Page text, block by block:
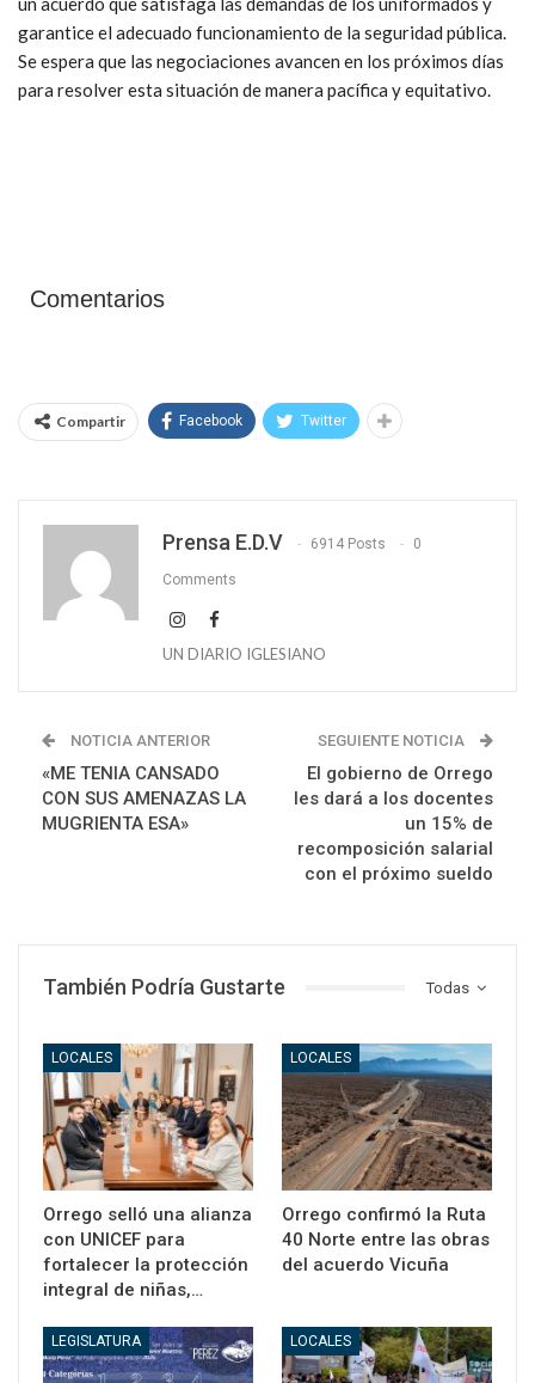
garantice el adecuado funcionamiento de la seguridad pública.
Se espera que las negociaciones avancen en los próximos días
para resolver esta situación de manera pacífica y equitativo.
Comentarios
Compartir Facebook Twitter
Prensa E.D.V 6914 Posts 0
Comments
UN DIARIO IGLESIANO
NOTICIA ANTERIOR
«ME TENIA CANSADO
CON SUS AMENAZAS LA
MUGRIENTA ESA»
SEGUIENTE NOTICIA
El gobierno de Orrego
les dará a los docentes
un 15% de
recomposición salarial
con el próximo sueldo
Todas
También Podría Gustarte
LOCALES
Orrego selló una alianza
con UNICEF para
fortalecer la protección
integral de niñas,…
LOCALES
Orrego confirmó la Ruta
40 Norte entre las obras
del acuerdo Vicuña
LEGISLATURA LOCALES